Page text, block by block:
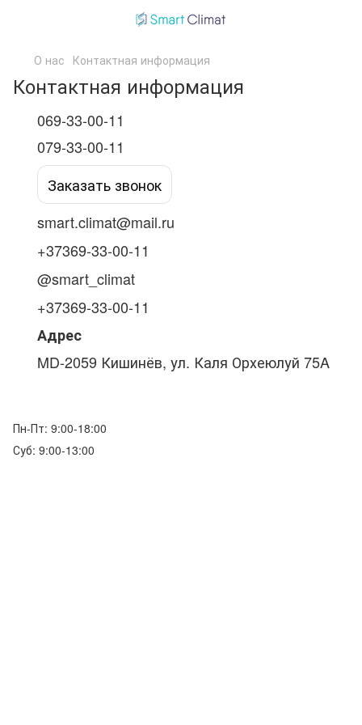
О нас Контактная информация
Контактная информация
069-33-00-11
079-33-00-11
Заказать звонок
smart.climat@mail.ru
+37369-33-00-11
@smart_climat
+37369-33-00-11
Адрес
MD-2059 Кишинёв, ул. Каля Орхеюлуй 75A
Пн-Пт: 9:00-18:00
Суб: 9:00-13:00